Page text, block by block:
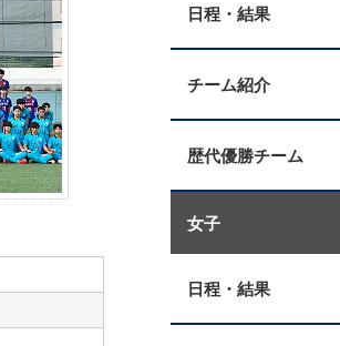
日程・結果
チーム紹介
歴代優勝チーム
女子
日程・結果